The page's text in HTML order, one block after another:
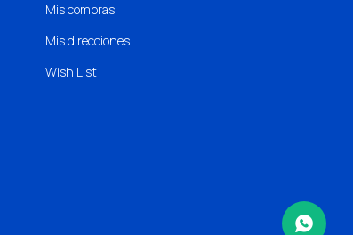
Mis compras
Mis direcciones
Wish List